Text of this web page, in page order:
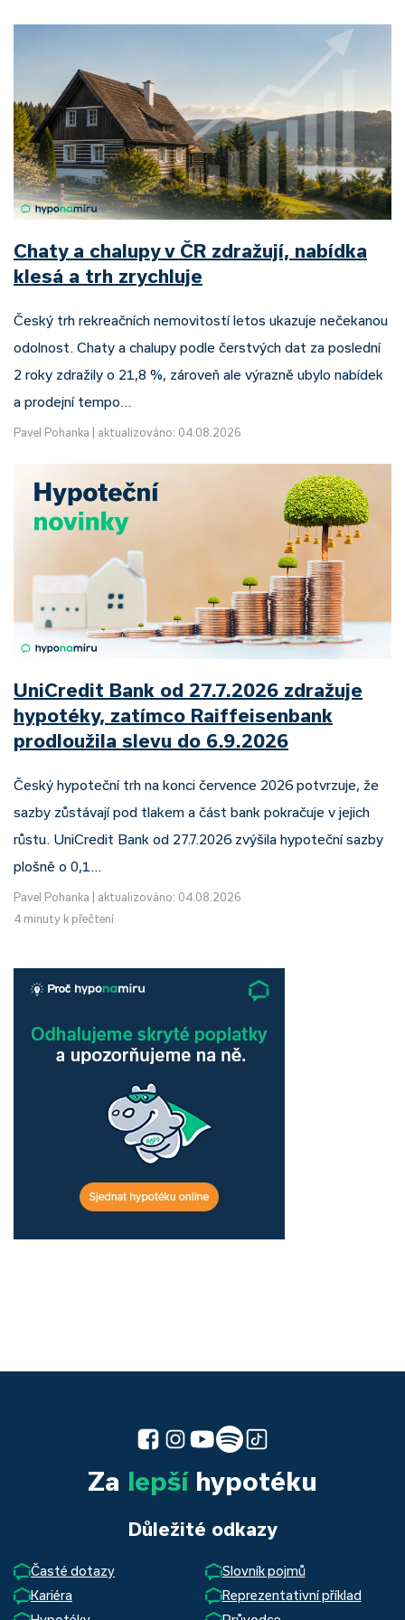
Chaty a chalupy v ČR zdražují, nabídka
klesá a trh zrychluje
Český trh rekreačních nemovitostí letos ukazuje nečekanou
odolnost. Chaty a chalupy podle čerstvých dat za poslední
2 roky zdražily o 21,8 %, zároveň ale výrazně ubylo nabídek
a prodejní tempo…
Pavel Pohanka aktualizováno: 04.08.2026
UniCredit Bank od 27.7.2026 zdražuje
hypotéky, zatímco Raiffeisenbank
prodloužila slevu do 6.9.2026
Český hypoteční trh na konci července 2026 potvrzuje, že
sazby zůstávají pod tlakem a část bank pokračuje v jejich
růstu. UniCredit Bank od 27.7.2026 zvýšila hypoteční sazby
plošně o 0,1…
Pavel Pohanka
aktualizováno: 04.08.2026
4 minuty k přečtení
Za lepšíhypotéku
Důležité odkazy
Časté dotazy
Slovník pojmů
Kariéra
Reprezentativní příklad